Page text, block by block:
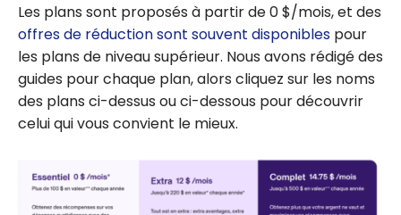
Les plans sont proposés à partir de 0 $/mois, et des
offres de réduction sont souvent disponibles pour
les plans de niveau supérieur. Nous avons rédigé des
guides pour chaque plan, alors cliquez sur les noms
des plans ci-dessus ou ci-dessous pour découvrir
celui qui vous convient le mieux.